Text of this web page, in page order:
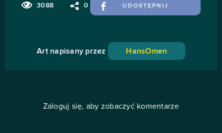
3088 0 UDOSTĘPNIJ
Art napisany przez HansOmen
Zaloguj się, aby zobaczyć komentarze